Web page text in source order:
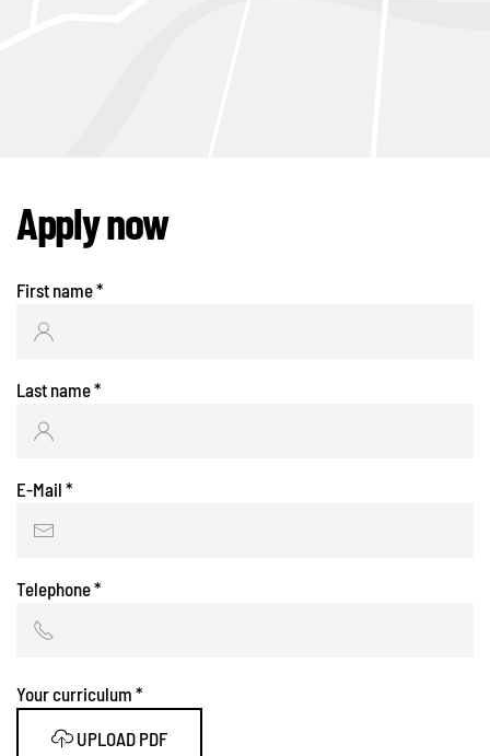
Apply now
First name*
Last name*
E-Mail *
Telephone*
Your curriculum *
UPLOAD PDF